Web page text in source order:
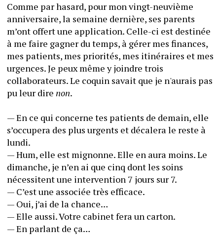
Comme par hasard, pour mon vingt-neuvième
anniversaire, la semaine dernière, ses parents
m’ont offert une application. Celle-ci est destinée
à me faire gagner du temps, à gérer mes finances,
mes patients, mes priorités, mes itinéraires et mes
urgences. Je peux même y joindre trois
collaborateurs. Le coquin savait que je n'aurais pas
pu leur dire non.
— En ce qui concerne tes patients de demain, elle
s’occupera des plus urgents et décalera le reste à
lundi.
— Hum, elle est mignonne. Elle en aura moins. Le
dimanche, je n’en ai que cinq dont les soins
nécessitent une intervention 7 jours sur 7.
— C’est une associée très efficace.
— Oui, j’ai de la chance…
— Elle aussi. Votre cabinet fera un carton.
— En parlant de ça…